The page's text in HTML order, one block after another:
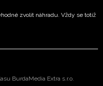
zvolit náhradu. Vždy se totiž
BurdaMedia Extra s.r.o.